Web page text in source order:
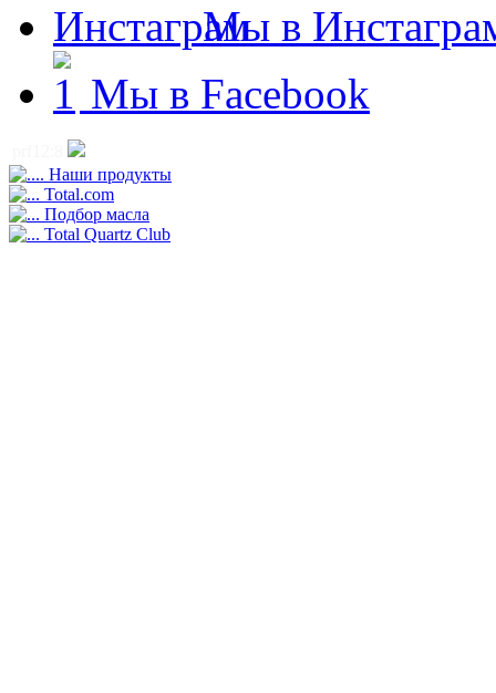
Мы в
Мы в Facebook
Наши продукты
Total.com
Подбор масла
Total Quartz Club